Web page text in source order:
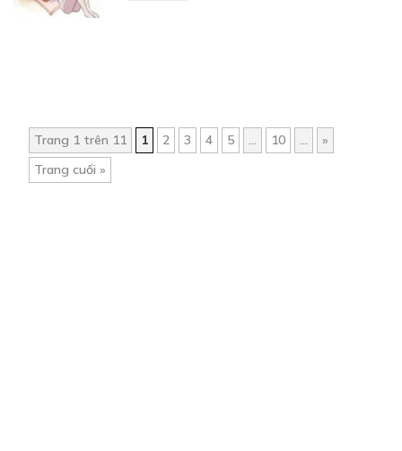
Trang 1 trên 11 1 2 3 4 5 ... 10 ...
»
Trang cuối »